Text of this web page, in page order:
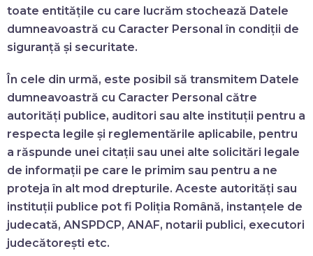
toate entitățile cu care lucrăm stochează Datele
dumneavoastră cu Caracter Personal în condiții de
siguranță și securitate.
În cele din urmă, este posibil să transmitem Datele
dumneavoastră cu Caracter Personal către
autorități publice, auditori sau alte instituții pentru a
respecta legile și reglementările aplicabile, pentru
a răspunde unei citații sau unei alte solicitări legale
de informații pe care le primim sau pentru a ne
proteja în alt mod drepturile. Aceste autorități sau
instituții publice pot fi Poliția Română, instanțele de
judecată, ANSPDCP, ANAF, notarii publici, executori
judecătorești etc.